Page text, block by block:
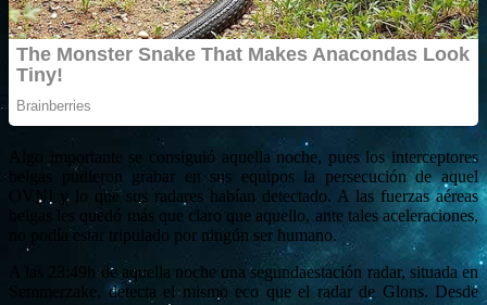
Algo importante se consiguió aquella noche, pues los interceptores
belgas pudieron grabar en sus equipos la persecución de aquel
OVNI y lo que sus radares habían detectado. A las fuerzas aéreas
belgas les quedó más que claro que aquello, ante tales aceleraciones,
no podía estar tripulado por ningún ser humano.
A las 23:49h de aquella noche una segundaestación radar, situada en
Semmerzake, detecta el mismo eco que el radar de Glons. Desde